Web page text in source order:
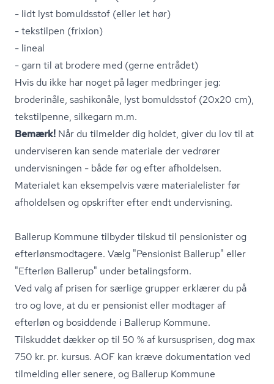
- lidt lyst bomuldsstof (eller let hør)
- tekstilpen (frixion)
- lineal
- garn til at brodere med (gerne entrådet)
Hvis du ikke har noget på lager medbringer jeg:
broderinåle, sashikonåle, lyst bomuldsstof (20x20 cm),
tekstilpenne, silkegarn m.m.
Bemærk! Når du tilmelder dig holdet, giver du lov til at
underviseren kan sende materiale der vedrører
undervisningen - både før og efter afholdelsen.
Materialet kan eksempelvis være ma­te­ri­a­le­li­ster før
afholdelsen og opskrifter efter endt undervisning.
Ballerup Kommune tilbyder tilskud til pensionister og
ef­ter­løns­mod­ta­ge­re. Vælg "Pensionist Ballerup" eller
"Efterløn Ballerup" under betalingsform.
Ved valg af prisen for særlige grupper erklærer du på
tro og love, at du er pensionist eller modtager af
efterløn og bosiddende i Ballerup Kommune.
Tilskuddet dækker op til 50 % af kursusprisen, dog max
750 kr. pr. kursus. AOF kan kræve dokumentation ved
tilmelding eller senere, og Ballerup Kommune